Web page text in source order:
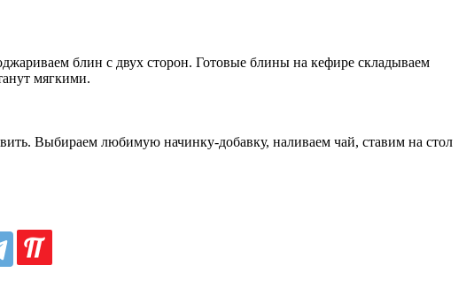
блин с двух сторон. Готовые блины на кефире складываем
мягкими.
Выбираем любимую начинку-добавку, наливаем чай, ставим на стол